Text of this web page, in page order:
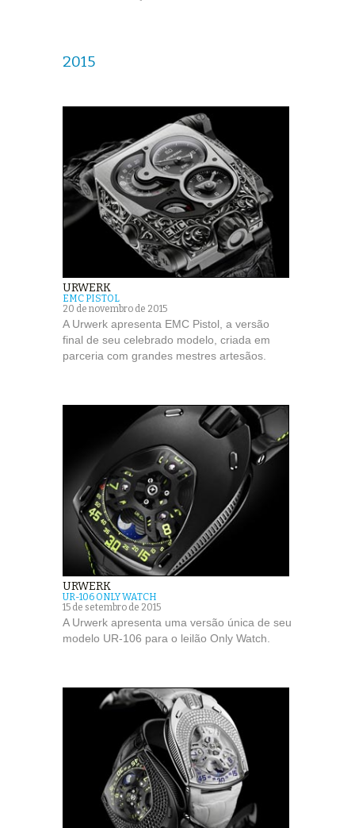
2015
URWERK
EMC PISTOL
20 de novembro de 2015
A Urwerk apresenta EMC Pistol, a versão
final de seu celebrado modelo, criada em
parceria com grandes mestres artesãos.
URWERK
UR-106 ONLY WATCH
15 de setembro de 2015
A Urwerk apresenta uma versão única de seu
modelo UR-106 para o leilão Only Watch.